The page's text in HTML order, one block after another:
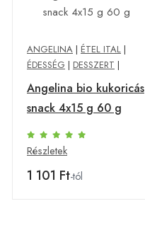
ANGELINA | ÉTEL ITAL |
ÉDESSÉG | DESSZERT |
Angelina bio kukoricás
snack 4x15 g 60 g
Részletek
1 101 Ft-tól